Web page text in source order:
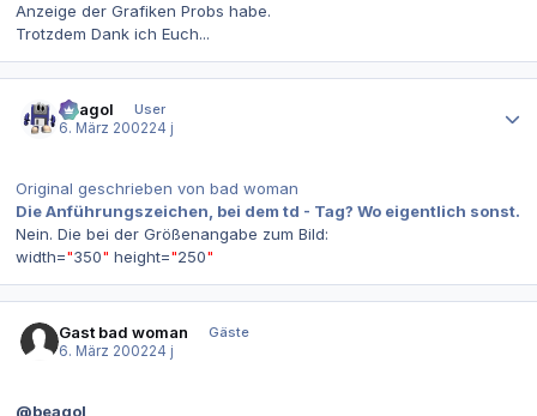
Anzeige der Grafiken Probs habe.
Trotzdem Dank ich Euch...
Beagol
User
6. März 200224 j
Original geschrieben von bad woman
Die Anführungszeichen, bei dem td - Tag? Wo eigentlich sonst.
Nein. Die bei der Größenangabe zum Bild:
width="350" height="250"
Gast bad woman
Gäste
6. März 200224 j
@beagol